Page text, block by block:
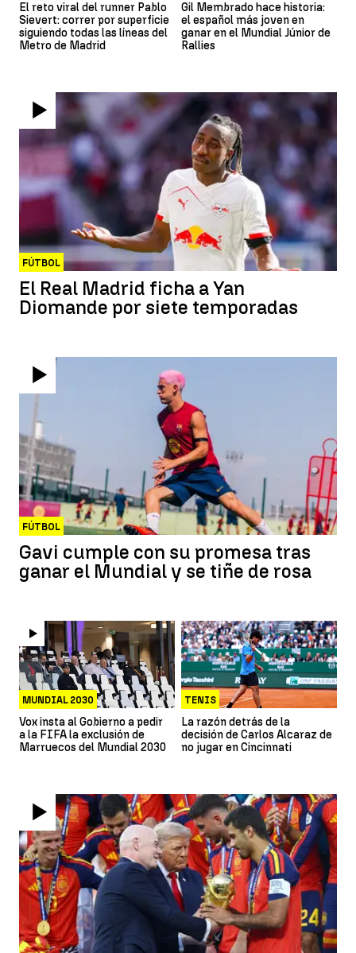
El reto viral del runner Pablo
Sievert: correr por superficie
siguiendo todas las líneas del
Metro de Madrid
Gil Membrado hace historia:
el español más joven en
ganar en el Mundial Júnior de
Rallies
FÚTBOL
El Real Madrid ficha a Yan
Diomande por siete temporadas
FÚTBOL
Gavi cumple con su promesa tras
ganar el Mundial y se tiñe de rosa
MUNDIAL 2030
Vox insta al Gobierno a pedir
a la FIFA la exclusión de
Marruecos del Mundial 2030
TENIS
La razón detrás de la
decisión de Carlos Alcaraz de
no jugar en Cincinnati